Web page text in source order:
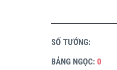
SỐ TƯỚNG:
BẢNG NGỌC: 0